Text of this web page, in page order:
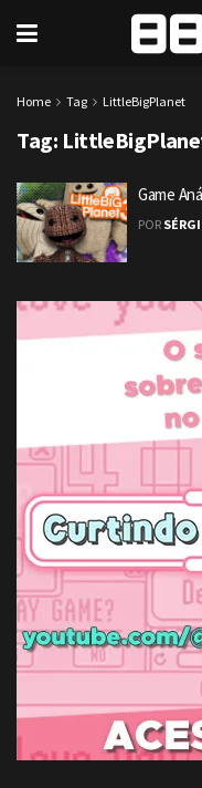
Home Tag LittleBigPlanet
Tag:
Game
POR